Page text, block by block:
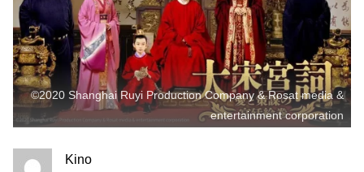
©2020 Shanghai Ruyi Production Company & Rosat media &
entertainment corporation
Kino